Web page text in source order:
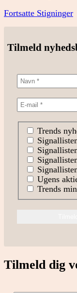
Fortsatte Stigninger
Tilmeld
Trends
Ugens
Trends
Tilmeld dig